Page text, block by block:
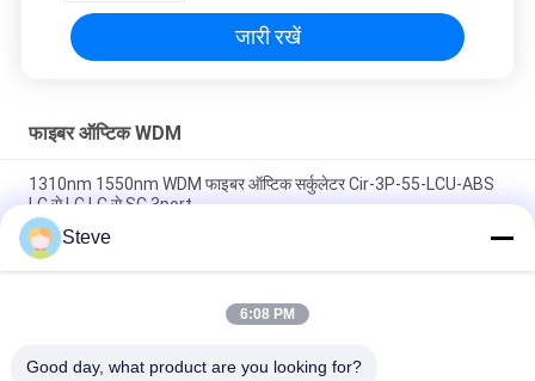
जारी रखें
फाइबर ऑप्टिक WDM
1310nm 1550nm WDM फाइबर ऑप्टिक सर्कुलेटर Cir-3P-55-LCU-ABS
LC से LC LC से SC 3port
Cir-3P-55-LCU-ABS WDM फाइबर ऑप्टिक 3पोर्ट LC/UPC SC/APC
1550nm परिसंचारी उपकरण
स्टील ट्यूब 1x2 CWDM 1620nm WDM फाइबर ऑप्टिक SC APC CWDM
Steve
6:08 PM
Good day, what product are you looking for?